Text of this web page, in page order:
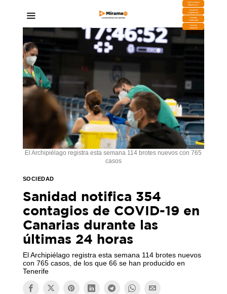
DESCARGA
MIRAPLAY
Buzón de
Sugerencias
Contratar
Publicidad
Contacto
Comercial
El Archipiélago registra esta semana 114 brotes nuevos con 765
casos
SOCIEDAD
Sanidad notifica 354
contagios de COVID-19 en
Canarias durante las
últimas 24 horas
El Archipiélago registra esta semana 114 brotes nuevos
con 765 casos, de los que 66 se han producido en
Tenerife